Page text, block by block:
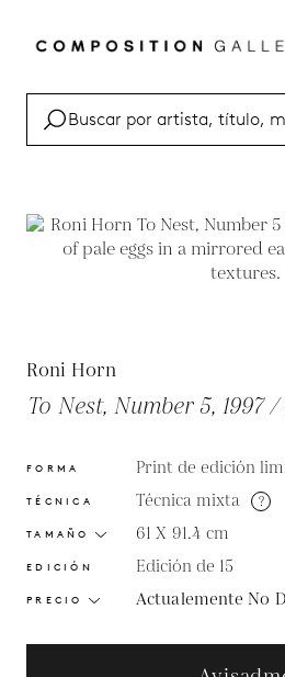
Roni Horn
To Nest, Number 5, 1997
FORMA Print de edición
TÉCNICA Técnica mixta ?
TAMAÑO 61 X 91.4 cm
EDICIÓN Edición de 15
PRECIO Actualemente No